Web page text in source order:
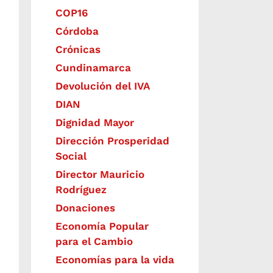
COP16
Córdoba
Crónicas
Cundinamarca
Devolución del IVA
DIAN
Dignidad Mayor
Dirección Prosperidad
Social
Director Mauricio
Rodríguez
Donaciones
Economía Popular
para el Cambio
Economías para la vida